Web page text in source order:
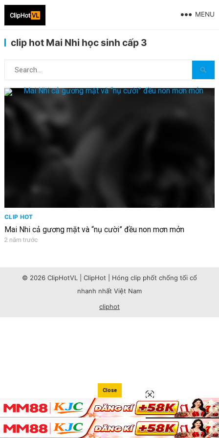
MENU
clip hot Mai Nhi học sinh cấp 3
CLIP HOT
Mai Nhi cả gương mặt và “nụ cười” đều non mơn mởn
2 năm trước
© 2026 ClipHotVL | ClipHot | Hóng clip phốt chống tối cổ
nhanh nhất Việt Nam
cliphot
Close